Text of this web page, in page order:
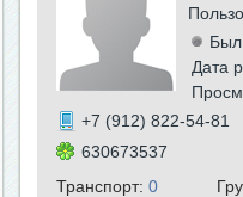
Был
Дата
+7 (912) 822-54-81
630673537
Транспорт: 0